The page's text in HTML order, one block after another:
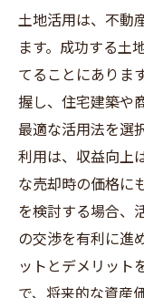
土地活用は、不動
ます。成功する土
てることにありま
握し、住宅建築や
最適な活用法を選
利用は、収益向上
な売却時の価格に
を検討する場合、
の交渉を有利に進
ットとデメリット
で、将来的な資産